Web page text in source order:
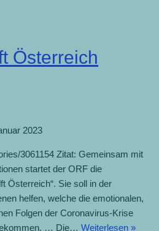
Österreich
2023
3061154 Zitat: Gemeinsam mit
startet der ORF die
Österreich“. Sie soll in der
helfen, welche die emotionalen,
Folgen der Coronavirus-Krise
… Die… Weiterlesen »